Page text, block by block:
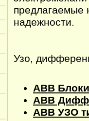
предлагаемые
надежности.
Узо,
ABB
ABB
ABB УЗО